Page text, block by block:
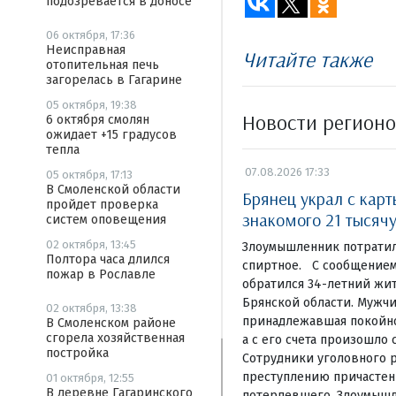
06 октября, 17:36
Неисправная
отопительная печь
загорелась в Гагарине
05 октября, 19:38
6 октября смолян
ожидает +15 градусов
тепла
05 октября, 17:13
В Смоленской области
пройдет проверка
систем оповещения
02 октября, 13:45
Полтора часа длился
пожар в Рославле
02 октября, 13:38
В Смоленском районе
сгорела хозяйственная
постройка
01 октября, 12:55
В деревне Гагаринского
Читайте также
Новости
07.08.2026 17:33
Брянец украл с
знакомого 21
Злоумышленник
спиртное. С
обратился 34-летний
Брянской области.
принадлежавшая
а с его счета произошло
Сотрудники уголовного
преступлению